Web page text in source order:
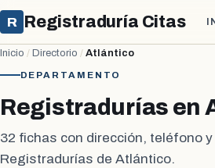
R Registraduría Citas
Inicio / Directorio / Atlántico
DEPARTAMENTO
Registradurías en
32 fichas con dirección, teléfono
Registradurías de Atlántico.